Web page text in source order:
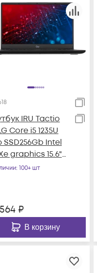
IRU Tactio
Core i5 1235U
SSD256Gb Intel
graphics 15.6"
Windows 11
: 100+ шт
₽
В корзину